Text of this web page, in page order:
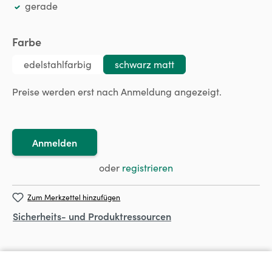
gerade
Farbeauswählen
edelstahlfarbig schwarz matt
Preise werden erst nach Anmeldung angezeigt.
Anmelden
oder registrieren
Zum Merkzettel hinzufügen
Sicherheits- und Produktressourcen